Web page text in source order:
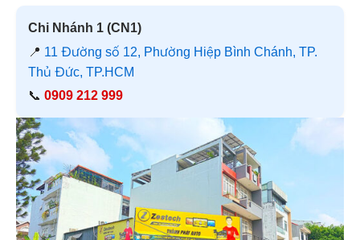
Chi Nhánh 1 (CN1)
📍 11 Đường số 12, Phường Hiệp Bình Chánh, TP.
Thủ Đức, TP.HCM
📞 0909 212 999